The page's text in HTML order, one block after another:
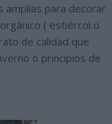
amplias para decorar
( estiércol o
de calidad que
o principios de